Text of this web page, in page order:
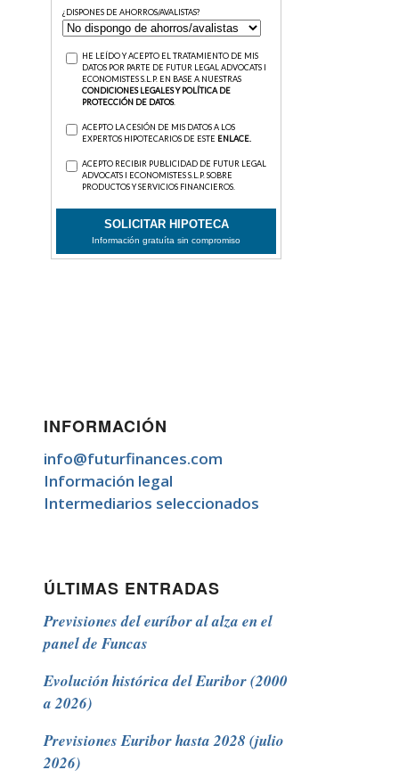
INFORMACIÓN
info@futurfinances.com
Información legal
Intermediarios seleccionados
ÚLTIMAS ENTRADAS
Previsiones del euríbor al alza en el
panel de Funcas
Evolución histórica del Euribor (2000
a 2026)
Previsiones Euribor hasta 2028 (julio
2026)